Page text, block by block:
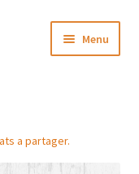
Menu
a partager.